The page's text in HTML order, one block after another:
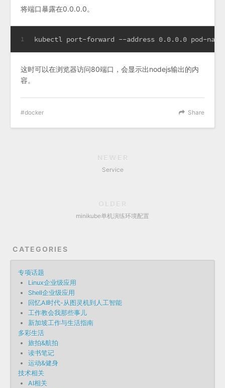
将端口暴露在0.0.0.0。
1 kubectl port-forward --address 0.0.0.0 pod-name
这时可以在浏览器访问80端口，会显示出nodejs输出的内
容。
Share
docker
NEWER
Service
OLDER
minikube单机演练环境配置
CATEGORIES
专项话题
Linux企业级应用
Shell企业级应用
回忆AI时代-从图灵机到人工智能
工作教会我那些事儿
新加坡工作与生活指南
多彩生活
旅拍&航拍
读书笔记
运动&健身
技术相关
AI相关